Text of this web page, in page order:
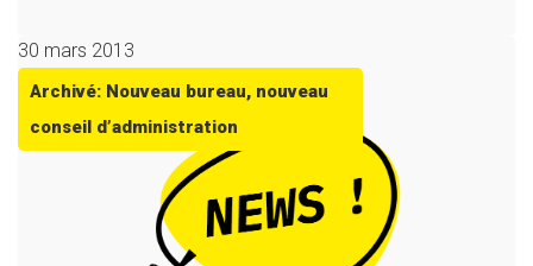
30 mars 2013
Archivé: Nouveau bureau, nouveau
conseil d’administration